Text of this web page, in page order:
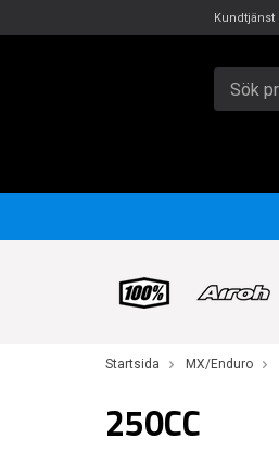
Kundtjänst
Startsida MX/Enduro
250CC